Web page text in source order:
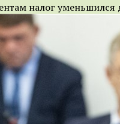
налог уменьшился